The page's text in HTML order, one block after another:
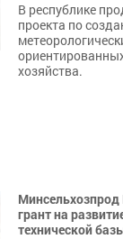
В республике
проекта по
хозяйства.
Минсельхозпрод
грант на
технической